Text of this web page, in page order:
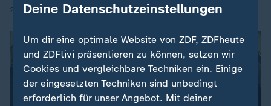
25.11.2024 | 16:00
Deine Datenschutzeinstellungen
Um dir eine optimale Website von ZDF, ZDFheute
und ZDFtivi präsentieren zu können, setzen wir
Cookies und vergleichbare Techniken ein. Einige
der eingesetzten Techniken sind unbedingt
erforderlich für unser Angebot. Mit deiner